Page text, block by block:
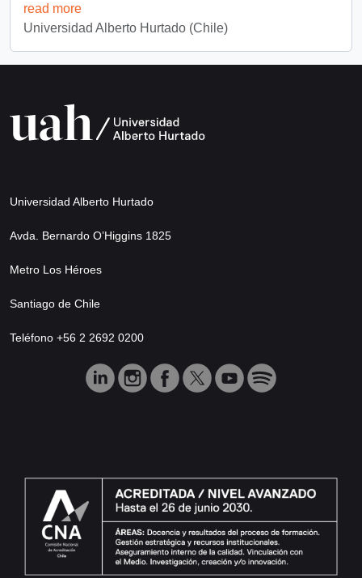
read more
Universidad Alberto Hurtado (Chile)
Universidad Alberto Hurtado
Avda. Bernardo O’Higgins 1825
Metro Los Héroes
Santiago de Chile
Teléfono +56 2 2692 0200